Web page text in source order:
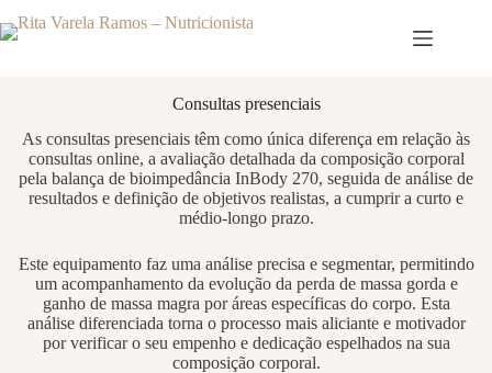
para
Consultas presenciais
As consultas presenciais têm como única diferença em relação às
consultas online, a avaliação detalhada da composição corporal
pela balança de bioimpedância InBody 270, seguida de análise de
resultados e definição de objetivos realistas, a cumprir a curto e
médio-longo prazo.
Este equipamento faz uma análise precisa e segmentar, permitindo
um acompanhamento da evolução da perda de massa gorda e
ganho de massa magra por áreas específicas do corpo. Esta
análise diferenciada torna o processo mais aliciante e motivador
por verificar o seu empenho e dedicação espelhados na sua
composição corporal.